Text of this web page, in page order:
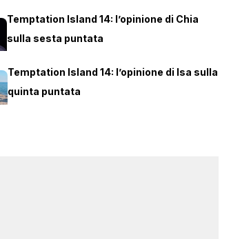
Temptation Island 14: l’opinione di Chia
sulla sesta puntata
Temptation Island 14: l’opinione di Isa sulla
quinta puntata